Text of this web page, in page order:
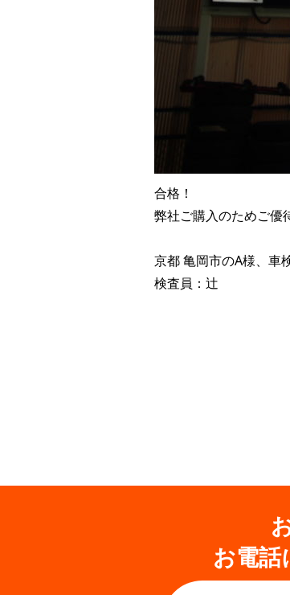
合格！
弊社ご購入のためご優
京都 亀岡市のA様、車
検査員：辻
お電話